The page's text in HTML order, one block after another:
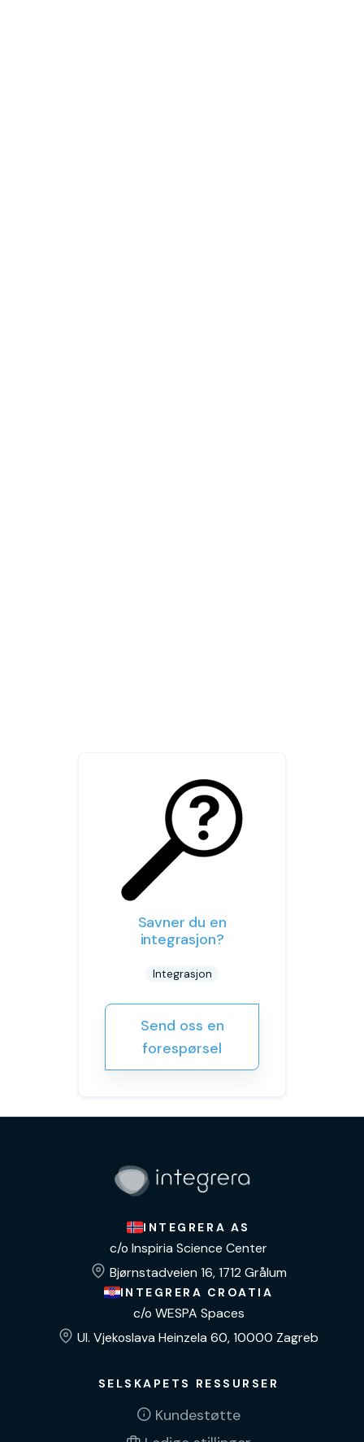
Savner du en
integrasjon?
Integrasjon
Send oss en
forespørsel
INTEGRERA AS
c/o Inspiria Science Center
Bjørnstadveien 16, 1712 Grålum
INTEGRERA CROATIA
c/o WESPA Spaces
Ul. Vjekoslava Heinzela 60, 10000 Zagreb
SELSKAPETS RESSURSER
Kundestøtte